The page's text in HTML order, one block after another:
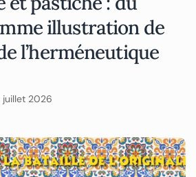
illustration de
l’herméneutique
juillet 2026